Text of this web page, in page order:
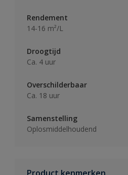
Rendement
14-16 m²/L
Droogtijd
Ca. 4 uur
Overschilderbaar
Ca. 18 uur
Samenstelling
Oplosmiddelhoudend